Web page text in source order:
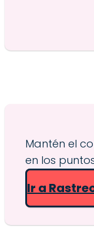
Mantén el
en los
Ir a